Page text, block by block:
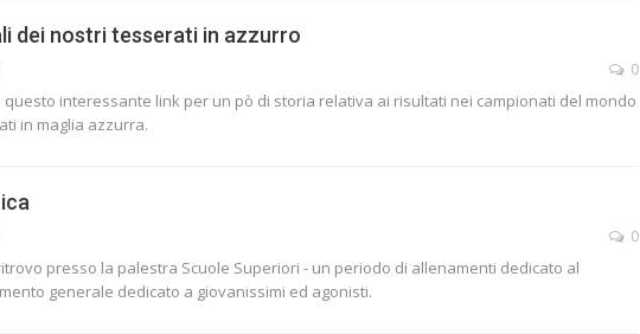
dei nostri tesserati in azzurro
0
questo interessante link per un pò di storia relativa ai risultati nei campionati del mondo
in maglia azzurra.
0
presso la palestra Scuole Superiori - un periodo di allenamenti dedicato al
generale dedicato a giovanissimi ed agonisti.